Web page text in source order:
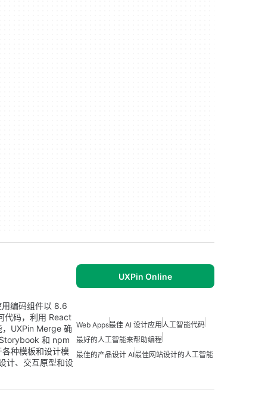
UXPin Online
编码组件以 8.6
代码，利用 React
UXPin Merge 确
和 npm
种模板和设计模
计、交互原型和设
Web Apps最佳 AI 设计应用人工智能代码
最好的人工智能来帮助编程
最佳的产品设计 AI最佳网站设计的人工智能